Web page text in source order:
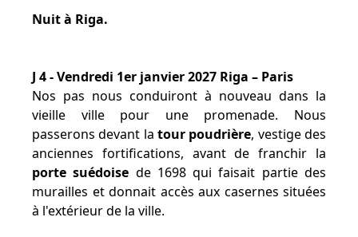
Nuit à Riga.
J 4 - Vendredi 1er janvier 2027 Riga – Paris
Nos pas nous conduiront à nouveau dans la
vieille ville pour une promenade. Nous
passerons devant la tour poudrière, vestige des
anciennes fortifications, avant de franchir la
porte suédoise de 1698 qui faisait partie des
murailles et donnait accès aux casernes situées
à l'extérieur de la ville.